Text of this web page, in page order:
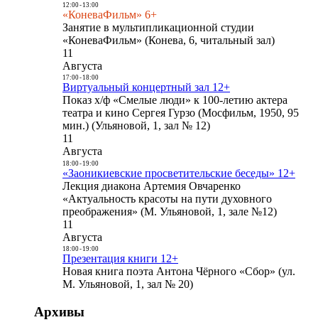
12:00- 13:00
«КоневаФильм» 6+
Занятие в мультипликационной студии
«КоневаФильм» (Конева, 6, читальный зал)
11
Августа
17:00- 18:00
Виртуальный концертный зал 12+
Показ х/ф «Смелые люди» к 100-летию актера
театра и кино Сергея Гурзо (Мосфильм, 1950, 95
мин.) (Ульяновой, 1, зал № 12)
11
Августа
18:00- 19:00
«Заоникиевские просветительские беседы» 12+
Лекция диакона Артемия Овчаренко
«Актуальность красоты на пути духовного
преображения» (М. Ульяновой, 1, зале №12)
11
Августа
18:00- 19:00
Презентация книги 12+
Новая книга поэта Антона Чёрного «Сбор» (ул.
М. Ульяновой, 1, зал № 20)
Архивы